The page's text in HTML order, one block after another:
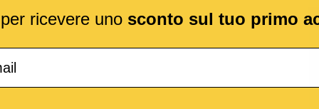
ricevere uno sconto sul tuo primo